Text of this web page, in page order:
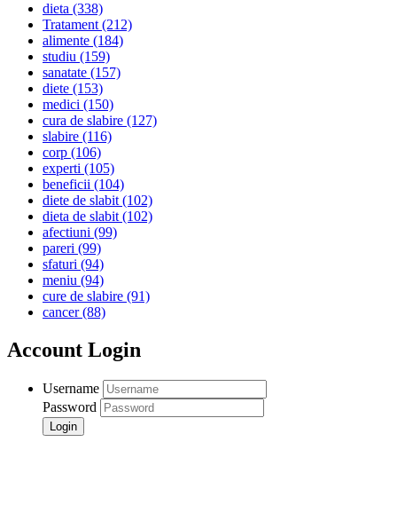
dieta (338)
Tratament(212)
alimente (184)
studiu (159)
sanatate (157)
diete (153)
medici (150)
cura de slabire (127)
slabire (116)
corp (106)
experti (105)
beneficii (104)
diete de slabit(102)
dieta de slabit(102)
afectiuni (99)
pareri (99)
sfaturi (94)
meniu (94)
cure de slabire (91)
cancer(88)
Account Login
Username
Password